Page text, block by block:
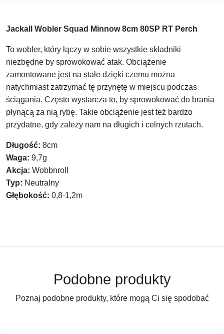
Jackall Wobler Squad Minnow 8cm 80SP RT Perch
To wobler, który łączy w sobie wszystkie składniki
niezbędne by sprowokować atak. Obciążenie
zamontowane jest na stałe dzięki czemu można
natychmiast zatrzymać tę przynętę w miejscu podczas
ściągania. Często wystarcza to, by sprowokować do brania
płynącą za nią rybę. Takie obciążenie jest też bardzo
przydatne, gdy zależy nam na długich i celnych rzutach.
Długość: 8cm
Waga: 9,7g
Akcja: Wobbnroll
Typ: Neutralny
Głębokość: 0,8-1,2m
Podobne produkty
Poznaj podobne produkty, które mogą Ci się spodobać